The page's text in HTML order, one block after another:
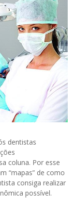
dentistas
coluna. Por esse
“mapas” de como
consiga realizar
possível.